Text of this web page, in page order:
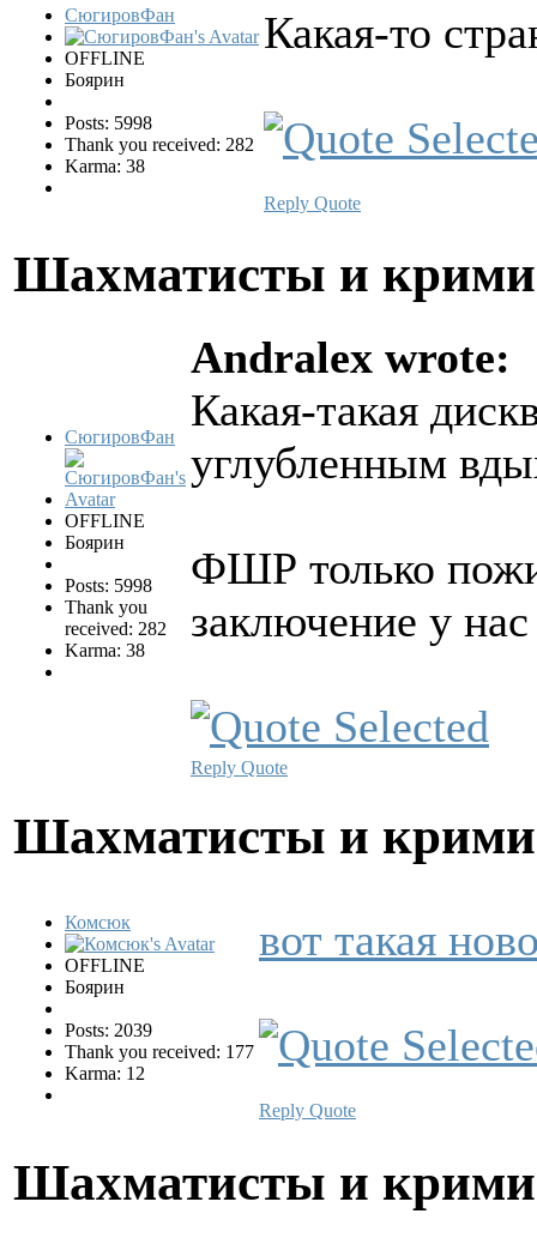
СюгировФан
OFFLINE
Боярин
Posts: 5998
Thank you received: 282
Karma: 38
Какая-то
Reply Quote
Шахматисты и
СюгировФан
OFFLINE
Боярин
Posts: 5998
Thank you
received: 282
Karma: 38
Andralex wrote:
Какая-такая
углубленным
ФШР только
заключение у
Reply Quote
Шахматисты и
Комсюк
OFFLINE
Боярин
Posts: 2039
Thank you received: 177
Karma: 12
вот такая
Reply Quote
Шахматисты и